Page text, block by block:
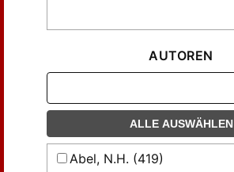
AUTOREN
ALLE AUSWÄHLEN
Abel, N.H. (419)